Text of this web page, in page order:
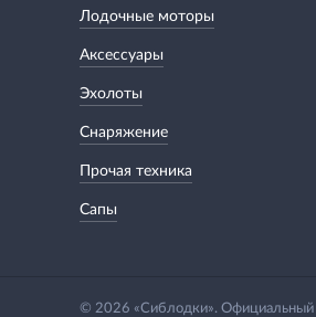
Лодочные моторы
Аксессуары
Эхолоты
Снаряжение
Прочая техника
Сапы
© 2026 «Сиблодки».